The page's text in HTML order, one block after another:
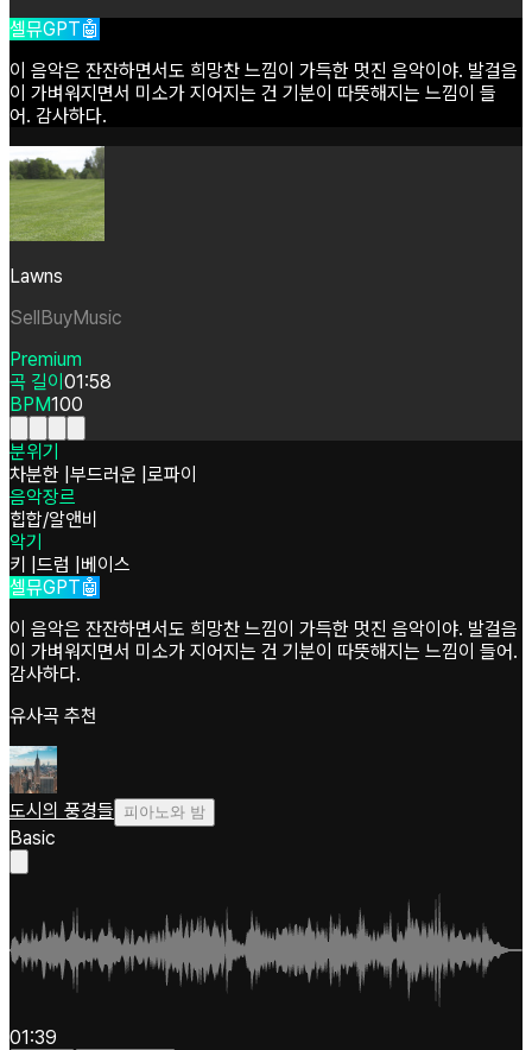
셀뮤GPT🤖
이 음악은 잔잔하면서도 희망찬 느낌이 가득한 멋진 음악이야. 발걸음
이 가벼워지면서 미소가 지어지는 건 기분이 따뜻해지는 느낌이 들
어. 감사하다.
Lawns
SellBuyMusic
Premium
곡 길이 01:58
BPM100
분위기
차분한 부드러운 로파이
음악장르
힙합/알앤비
악기
키 드럼
베이스
셀뮤GPT🤖
이 음악은 잔잔하면서도 희망찬 느낌이 가득한 멋진 음악이야. 발걸음
이 가벼워지면서 미소가 지어지는 건 기분이 따뜻해지는 느낌이 들어.
감사하다.
유사곡 추천
도시의 풍경들 피아노와 밤
Basic
01:39